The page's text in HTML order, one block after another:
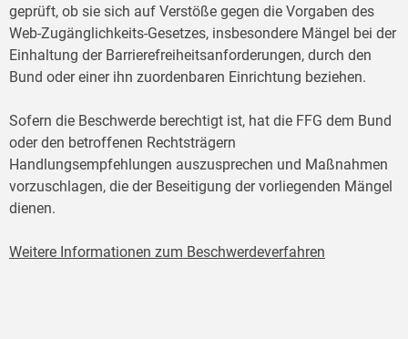
geprüft, ob sie sich auf Verstöße gegen die Vorgaben des
Web-Zugänglichkeits-Gesetzes, insbesondere Mängel bei der
Einhaltung der Barrierefreiheitsanforderungen, durch den
Bund oder einer ihn zuordenbaren Einrichtung beziehen.
Sofern die Beschwerde berechtigt ist, hat die FFG dem Bund
oder den betroffenen Rechtsträgern
Handlungsempfehlungen auszusprechen und Maßnahmen
vorzuschlagen, die der Beseitigung der vorliegenden Mängel
dienen.
Weitere Informationen zum Beschwerdeverfahren